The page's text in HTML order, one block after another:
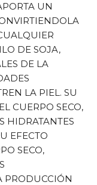
UN
DE SOJA,
DE LA
LA PIEL. SU
CUERPO SECO,
HIDRATANTES
EFECTO
SECO,
PRODUCCIÓN